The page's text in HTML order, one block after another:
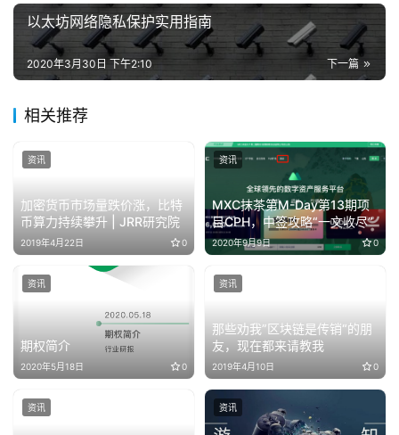
以太坊网络隐私保护实用指南
下一篇
2020年3月30日 下午2:10
相关推荐
加密货币市场量跌价涨，比特
币算力持续攀升 | JRR研究院
2019年4月22日 0
资讯
MXC抹茶第M-Day第13期项
目CPH，中签攻略“一文收尽”
2020年9月9日 0
资讯
期权简介
2020年5月18日 0
资讯
那些劝我”区块链是传销“的朋
友，现在都来请教我
2019年4月10日 0
资讯
资讯 资讯